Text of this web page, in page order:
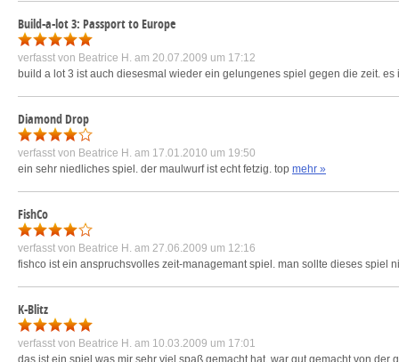
Build-a-lot 3: Passport to Europe
verfasst von Beatrice H. am 20.07.2009 um 17:12
build a lot 3 ist auch diesesmal wieder ein gelungenes spiel gegen die zeit.
Diamond Drop
verfasst von Beatrice H. am 17.01.2010 um 19:50
ein sehr niedliches spiel. der maulwurf ist echt fetzig. top mehr »
FishCo
verfasst von Beatrice H. am 27.06.2009 um 12:16
fishco ist ein anspruchsvolles zeit-managemant spiel. man sollte dieses spiel
K-Blitz
verfasst von Beatrice H. am 10.03.2009 um 17:01
das ist ein spiel was mir sehr viel spaß gemacht hat. war gut gemacht von